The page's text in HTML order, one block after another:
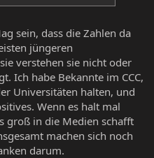
sein, dass die Zahlen da
jüngeren
verstehen sie nicht oder
Ich habe Bekannte im CCC,
Universitäten halten, und
Wenn es halt mal
groß in die Medien schafft
machen sich noch
darum.